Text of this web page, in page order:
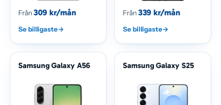
Från309 kr/mån
Se billigaste→
Från339 kr/mån
Se billigaste→
Samsung Galaxy A56 Samsung Galaxy S25